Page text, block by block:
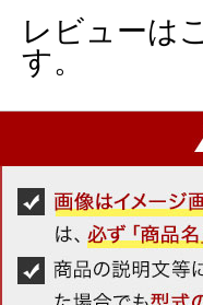
レビューは
す。